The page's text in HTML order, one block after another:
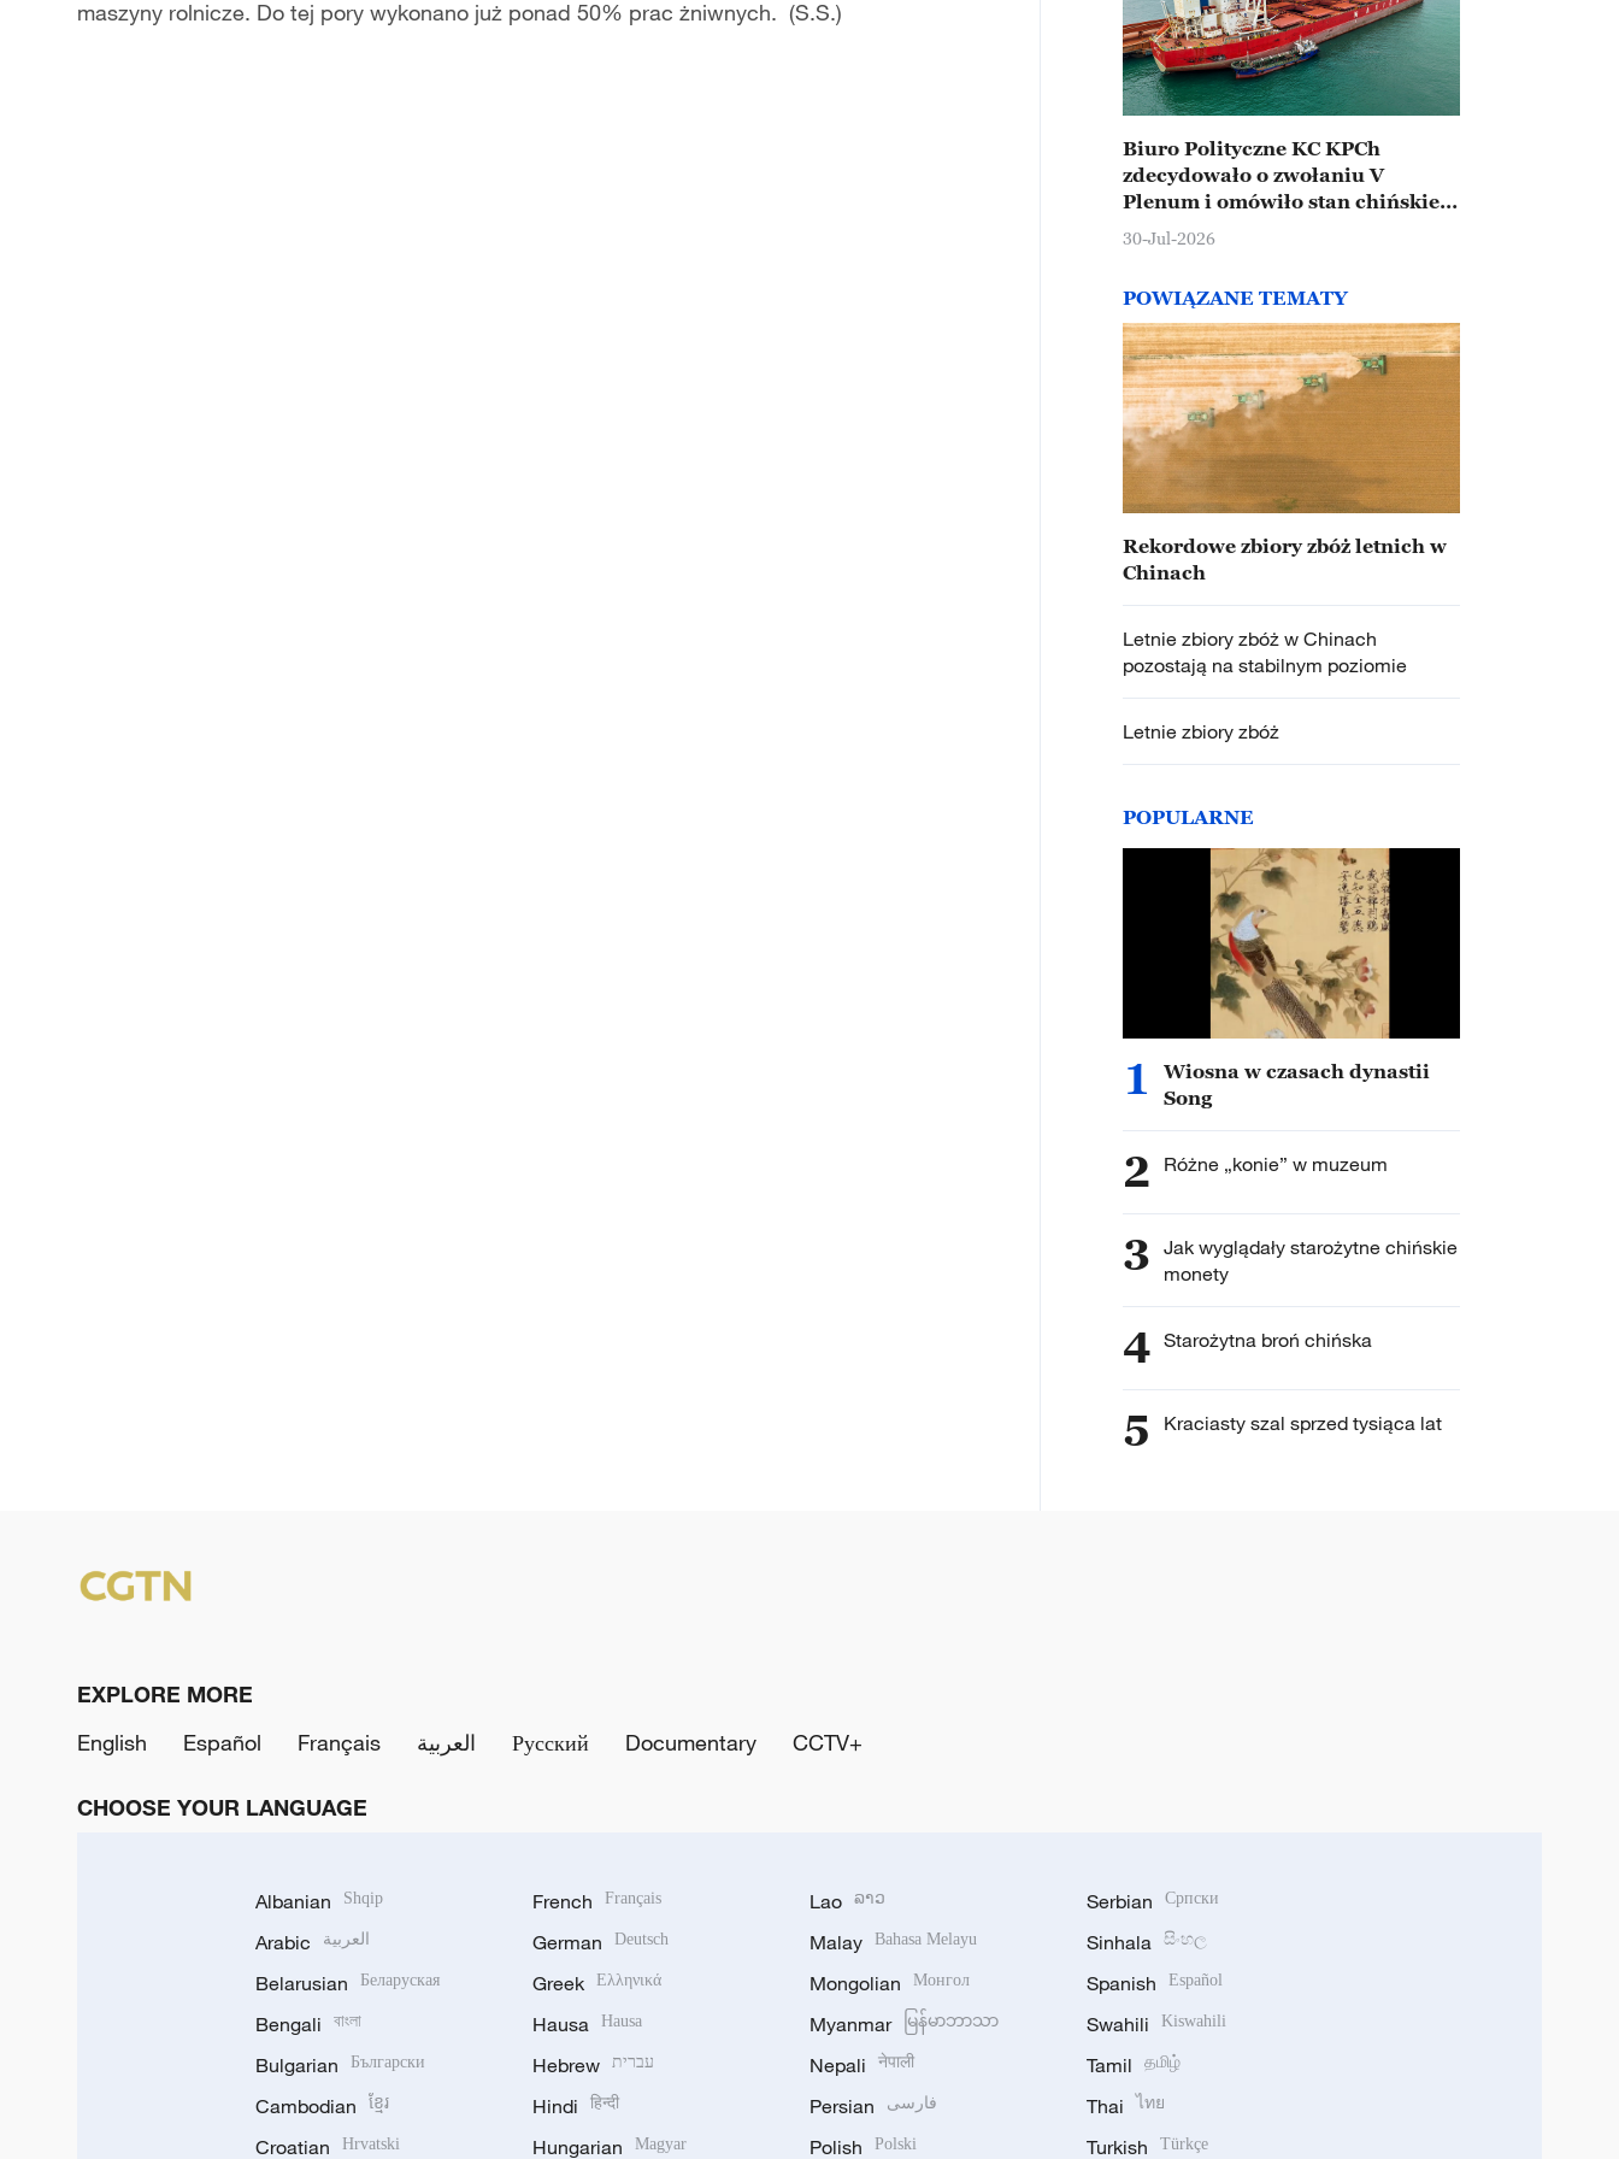
maszyny rolnicze. Do tej pory wykonano już ponad 50% prac żniwnych. (S.S.)
Biuro Polityczne KC KPCh
zdecydowało o zwołaniu V
Plenum i omówiło stan chińskiej
gospodarki
30-Jul-2026
POWIĄZANE TEMATY
Rekordowe zbiory zbóż letnich w
Chinach
Letnie zbiory zbóż w Chinach
pozostają na stabilnym poziomie
Letnie zbiory zbóż
POPULARNE
1
Wiosna w czasach dynastii
Song
2 Różne „konie” w muzeum
3 Jak wyglądały starożytne chińskie
monety
4 Starożytna broń chińska
5 Kraciasty szal sprzed tysiąca lat
EXPLORE MORE
English
Español Français العربية Русский Documentary CCTV+
CHOOSE YOUR LANGUAGE
Albanian Shqip
Arabic العربية
Belarusian Беларуская
Bengali বাংলা
Bulgarian Български
Cambodian ខ្មែរ
Croatian Hrvatski
French Français
German Deutsch
Greek Ελληνικά
Hausa Hausa
Hebrew עברית
Hindi हिन्दी
Hungarian Magyar
Lao ລາວ
Malay Bahasa Melayu
Mongolian Монгол
Myanmar မြန်မာဘာသာ
Nepali नेपाली
Persian فارسی
Polish Polski
Serbian Српски
Sinhala සිංහල
Spanish Español
Swahili Kiswahili
Tamil தமிழ்
Thai ไทย
Turkish Türkçe